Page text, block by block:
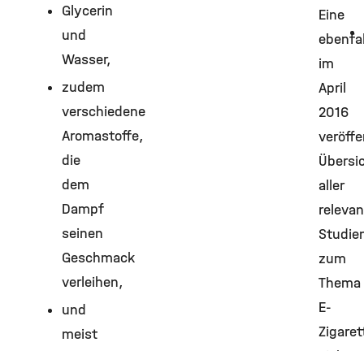
Glycerin
und
Wasser,
zudem
verschiedene
Aromastoffe,
die
dem
Dampf
seinen
Geschmack
verleihen,
und
meist
Eine
im
April
2016
aller
zum
Thema
E-